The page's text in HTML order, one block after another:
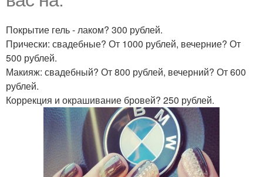
Покрытие гель - лаком? 300 рублей.
Прически: свадебные? От 1000 рублей, вечерние? От
500 рублей.
Макияж: свадебный? От 800 рублей, вечерний? От 600
рублей.
Коррекция и окрашивание бровей? 250 рублей.